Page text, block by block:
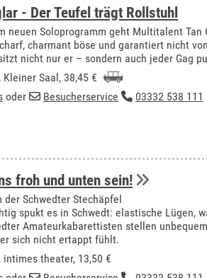
- Der Teufel trägt Rollstuhl
neuen Soloprogramm geht Multitalent Tan
charmant böse und garantiert nicht
nicht nur er – sondern auch jeder Gag
, Kleiner Saal, 38,45 €
oder Besucherservice 03332 538 111
froh und unten sein!
der Schwedter Stechäpfel
spukt es in Schwedt: elastische Lügen,
Amateurkabarettisten stellen
sich nicht ertappt fühlt.
, intimes theater, 13,50 €